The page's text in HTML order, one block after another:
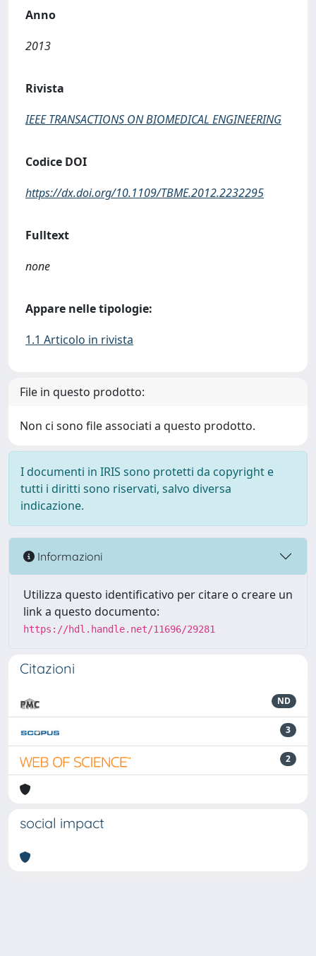
Anno
2013
Rivista
IEEE TRANSACTIONS ON BIOMEDICAL ENGINEERING
Codice DOI
https://dx.doi.org/10.1109/TBME.2012.2232295
Fulltext
none
Appare nelle tipologie:
1.1 Articolo in rivista
File in questo prodotto:
Non ci sono file associati a questo prodotto.
I documenti in IRIS sono protetti da copyright e
tutti i diritti sono riservati, salvo diversa
indicazione.
Informazioni
Utilizza questo identificativo per citare o creare un
link a questo documento:
https://hdl.handle.net/11696/29281
Citazioni
ND
3
2
social impact